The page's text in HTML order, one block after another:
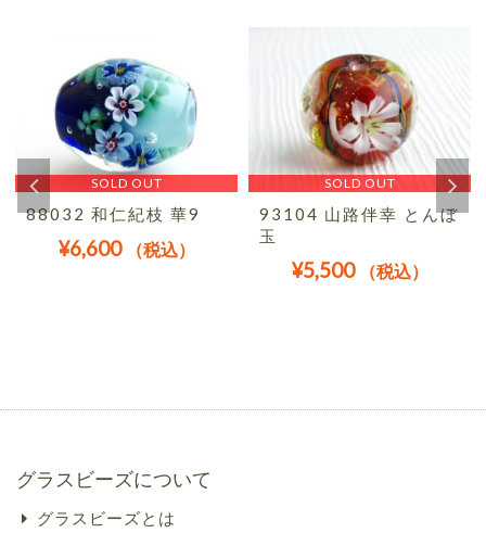
SOLD OUT
88032 和仁紀枝 華9
¥6,600 （税込）
SOLD OUT
93104 山路伴幸 とんぼ
玉
¥5,500 （税込）
グラスビーズについて
グラスビーズとは